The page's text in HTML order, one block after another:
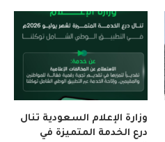
وزارة الإعلام السعودية تنال
درع الخدمة المتميزة في